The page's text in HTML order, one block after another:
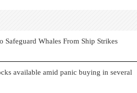
Safeguard Whales From Ship Strikes
available amid panic buying in several